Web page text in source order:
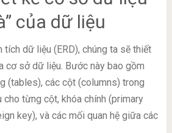
của dữ liệu
tích dữ liệu (ERD), chúng ta sẽ thiết
cơ sở dữ liệu. Bước này bao gồm
(tables), các cột (columns) trong
từng cột, khóa chính (primary
key), và các mối quan hệ giữa các